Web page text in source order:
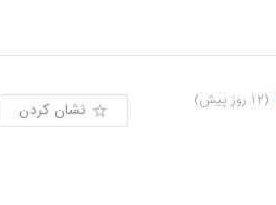
(۱۲ روز پیش) نشان کردن